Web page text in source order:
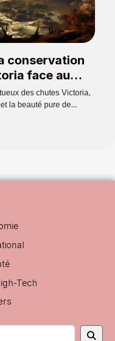
conservation
face au
industriel
des chutes Victoria,
la beauté pure de...
Tech